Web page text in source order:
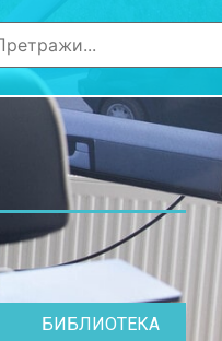
БИБЛИОТЕКА